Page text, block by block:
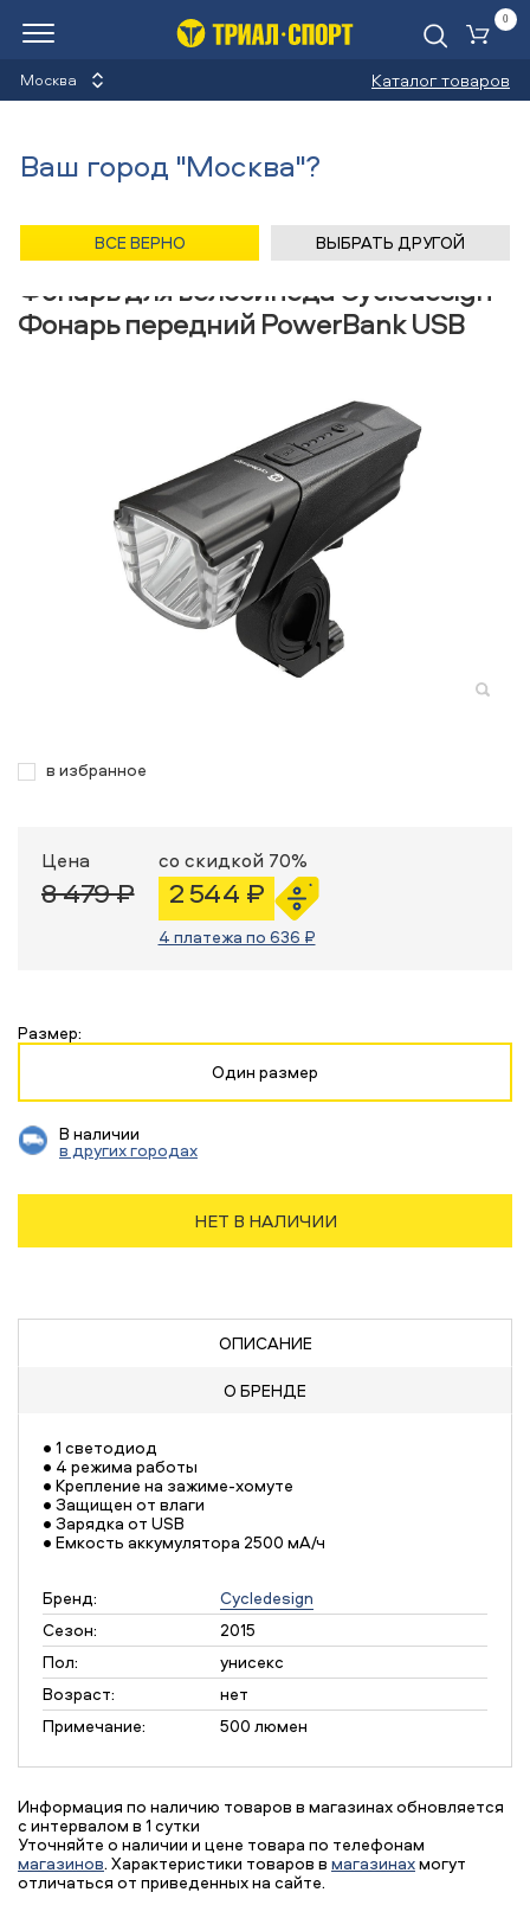
Москва Каталог товаров
0
Фонарь для велосипеда Cycledesign
Фонарь передний PowerBank USB
в избранное
Цена
8 479 ₽
со скидкой 70%
2 544 ₽
4 платежа по 636 ₽
Размер:
Один размер
В наличии
в других городах
НЕТ В НАЛИЧИИ
ОПИСАНИЕ
О БРЕНДЕ
• 1 светодиод
• 4 режима работы
• Крепление на зажиме-хомуте
• Защищен от влаги
• Зарядка от USB
• Емкость аккумулятора 2500 мА/ч
Бренд:
Cycledesign
Сезон:
2015
Пол:
унисекс
Возраст:
нет
Примечание:
500 люмен
Информация по наличию товаров в магазинах обновляется
с интервалом в 1 сутки
Уточняйте о наличии и цене товара по телефонам
магазинов. Характеристики товаров в магазинахмогут
отличаться от приведенных на сайте.
Ваш город "Москва"?
ВСЕ ВЕРНО ВЫБРАТЬ ДРУГОЙ